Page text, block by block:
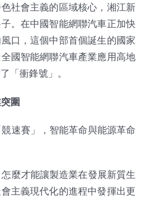
社會主義的區域核心，湘江新
。在中國智能網聯汽車正加快
口，這個中部首個誕生的國家
國智能網聯汽車產業應用高地
「衝鋒號」。
圍
速賽」，智能革命與能源革命
麼才能讓製造業在發展新質生
主義現代化的進程中發揮出更